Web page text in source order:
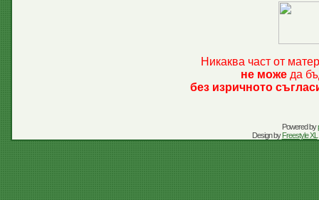
Никаква част от
не може да
без изричното
Powered by
Design byFreestyle XL